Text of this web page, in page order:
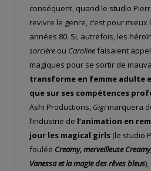
conséquent, quand le studio
revivre le genre, c’est pour mieux
années 80. Si, autrefois, les
sorcière ou Carolinefaisaient
magiques pour se sortir de
transforme en femme adulte
que sur ses compétences
Ashi Productions, Gigimarquera
l’industrie de l’animation en
jour les magical girls (le studio
foulée Creamy, merveilleuse Creamy,
Vanessa et la magie des rêves bleus